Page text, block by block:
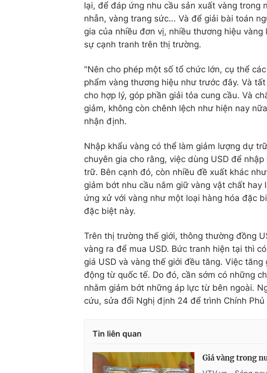
lại, để đáp ứng nhu cầu sản xuất vàng trong
nhẫn, vàng trang sức... Và để giải bài toán
gia của nhiều đơn vị, nhiều thương hiệu
sự cạnh tranh trên thị trường.
"Nên cho phép một số tổ chức lớn, cụ thể
phẩm vàng thương hiệu như trước đây. Và
cho hợp lý, góp phần giải tỏa cung cầu. Và
giảm, không còn chênh lệch như hiện nay
nhận định.
Nhập khẩu vàng có thể làm giảm lượng dự
chuyên gia cho rằng, việc dùng USD để
trữ. Bên cạnh đó, còn nhiều đề xuất khác
giảm bớt nhu cầu nắm giữ vàng vật chất
ứng xử với vàng như một loại hàng hóa đặc
đặc biệt này.
Trên thị trường thế giới, thông thường đồng
vàng ra để mua USD. Bức tranh hiện tại thì
giá USD và vàng thế giới đều tăng. Việc
động từ quốc tế. Do đó, cần sớm có những
nhằm giảm bớt những áp lực từ bên ngoài.
cứu, sửa đổi Nghị định 24 để trình Chính
Tin liên quan
Giá vàng trong